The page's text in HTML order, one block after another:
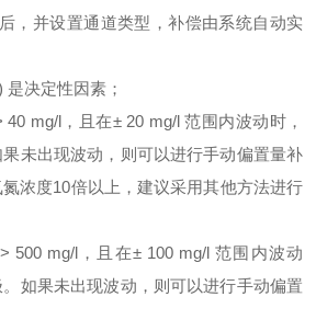
，并设置通道类型，补偿由系统自动实
是决定性因素；
40 mg/l，且在± 20 mg/l 范围内波动时，
未出现波动，则可以进行手动偏置量补
浓度10倍以上，建议采用其他方法进行
> 500 mg/l ，且在± 100 mg/l范围内波动
如果未出现波动，则可以进行手动偏置